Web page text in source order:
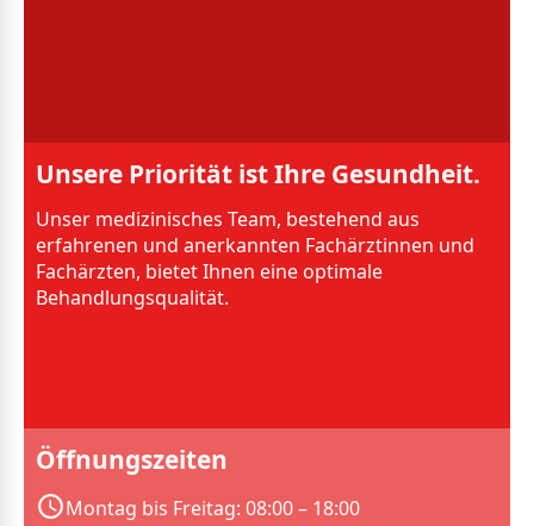
Unsere Priorität ist Ihre Gesundheit.
Unser medizinisches Team, bestehend aus
erfahrenen und anerkannten Fachärztinnen und
Fachärzten, bietet Ihnen eine optimale
Behandlungsqualität.
Öffnungszeiten
Montag bis Freitag: 08:00 – 18:00